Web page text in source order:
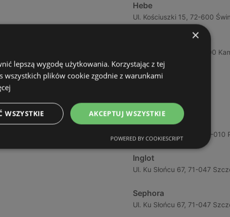
Hebe
Ul. Kościuszki 15, 72-600
Drogeria Jasmin
Ul. Mickiewicza 4, 72-400
Pomorski
Jawa Drogerie
Ul. Piłsudskiego 12/2, 72-010
Inglot
Ul. Ku Słońcu 67, 71-047
Sephora
Ul. Ku Słońcu 67, 71-047
×
lepszą wygodę użytkowania. Korzystając z tej
wszystkich plików cookie zgodnie z warunkami
AKCEPTUJ WSZYSTKIE
WSZYSTKIE
POWERED BY COOKIESCRIPT